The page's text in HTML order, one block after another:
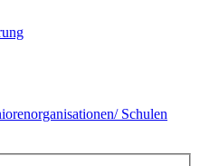
Schulen